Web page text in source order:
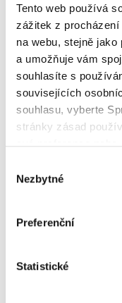
Tento web používá
zážitek z
na webu, stejně
a umožňuje vám
souhlasíte s
souvisejících
souhlasu, vyberte
stránky zásad
osobních údajů
souhlasu
Nezbytné
Preferenční
Statistické
111723 BOKA:
130778 TRET:hams
TAT:shams
482654 CRBN:xams
2146175